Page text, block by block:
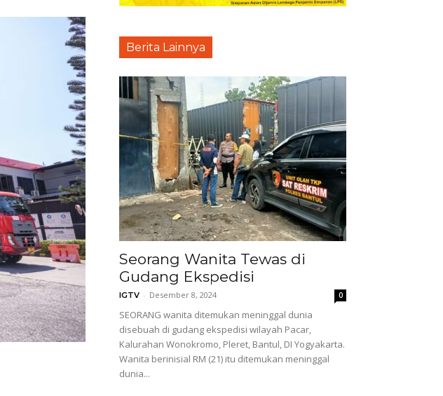
Berita Lainnya
Seorang Wanita Tewas di
Gudang Ekspedisi
IGTV - Desember 8, 2024 0
SEORANG wanita ditemukan meninggal dunia
disebuah di gudang ekspedisi wilayah Pacar,
Kalurahan Wonokromo, Pleret, Bantul, DI Yogyakarta.
Wanita berinisial RM (21) itu ditemukan meninggal
dunia...